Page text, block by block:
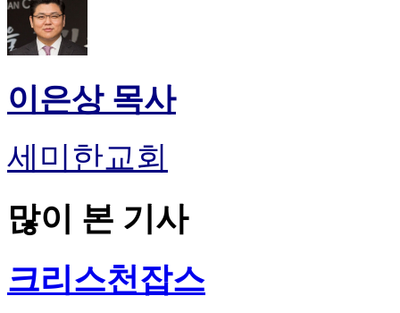
이은상 목사
세미한교회
많이 본 기사
크리스천잡스